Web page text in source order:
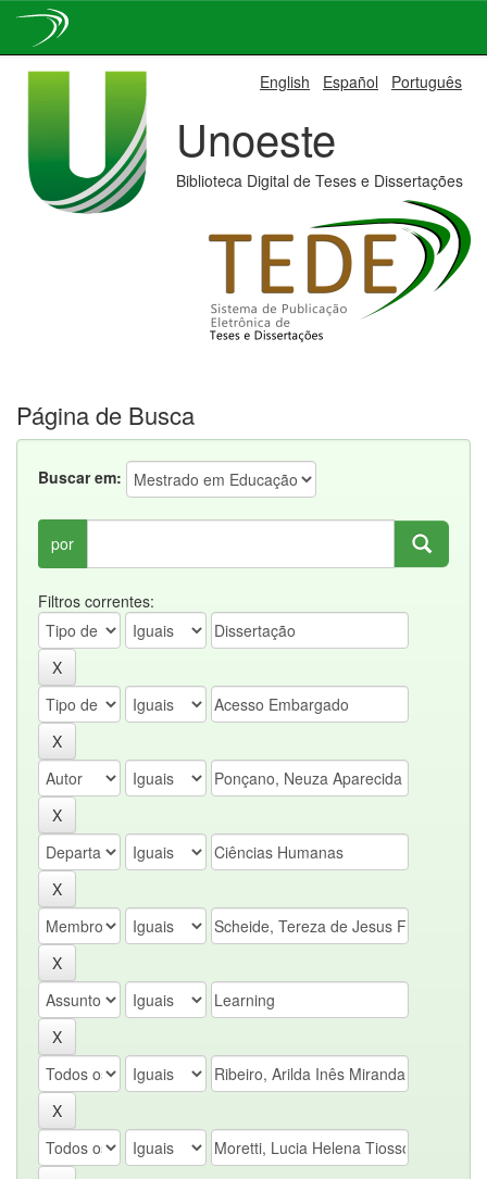
English Español Português
Unoeste
Biblioteca Digital de Teses e Dissertações
Página de Busca
Buscar em:
por
Filtros correntes: